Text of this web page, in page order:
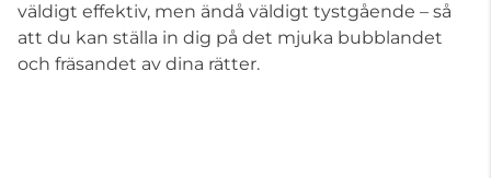
väldigt effektiv, men ändå väldigt tystgående – så
att du kan ställa in dig på det mjuka bubblandet
och fräsandet av dina rätter.